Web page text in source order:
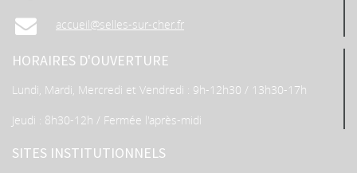
accueil@selles-sur-cher.fr
HORAIRES D'OUVERTURE
Lundi, Mardi, Mercredi et Vendredi : 9h-12h30 / 13h30-17h
Jeudi : 8h30-12h / Fermée l'après-midi
SITES INSTITUTIONNELS